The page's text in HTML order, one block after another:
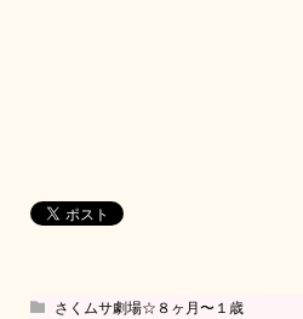
さくムサ劇場☆８ヶ月〜１歳